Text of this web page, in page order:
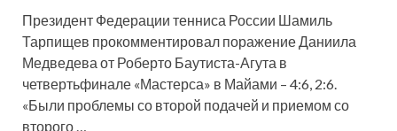
Президент Федерации тенниса России Шамиль
Тарпищев прокомментировал поражение Даниила
Медведева от Роберто Баутиста-Агута в
четвертьфинале «Мастерса» в Майами – 4:6, 2:6.
«Были проблемы со второй подачей и приемом со
второго …